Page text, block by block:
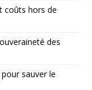
coûts hors de
des
pour sauver le